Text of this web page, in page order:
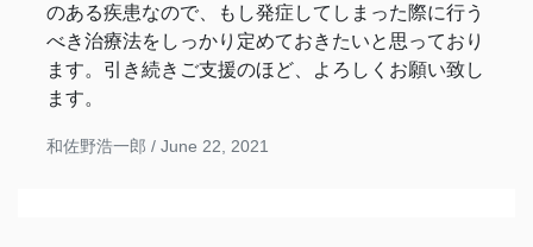
のある疾患なので、もし発症してしまった際に行う
べき治療法をしっかり定めておきたいと思っており
ます。引き続きご支援のほど、よろしくお願い致し
ます。
和佐野浩一郎 / June 22, 2021